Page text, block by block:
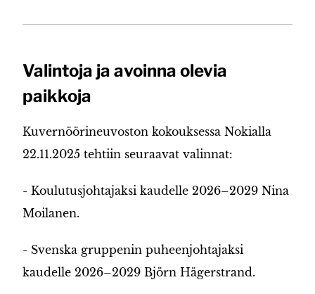
Valintoja ja avoinna olevia
paikkoja
Kuvernöörineuvoston kokouksessa Nokialla
22.11.2025 tehtiin seuraavat valinnat:
- Koulutusjohtajaksi kaudelle 2026–2029 Nina
Moilanen.
- Svenska gruppenin puheenjohtajaksi
kaudelle 2026–2029 Björn Hägerstrand.